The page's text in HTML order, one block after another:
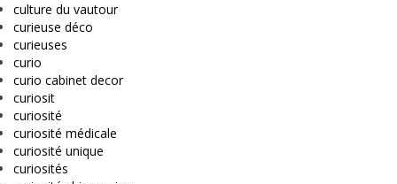
culture du vautour
curieuse déco
curieuses
curio
curio cabinet decor
curiosit
curiosité
curiosité médicale
curiosité unique
curiosités